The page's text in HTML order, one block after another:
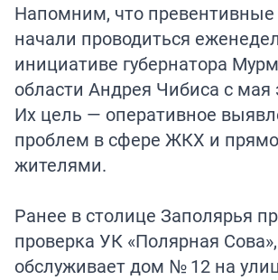
Напомним, что
начали проводиться
инициативе губернатора
области Андрея Чибиса с мая
Их цель — оперативное
проблем в сфере ЖКХ и
жителями.
Ранее в столице Заполярья
проверка УК «Полярная
обслуживает дом № 12 на